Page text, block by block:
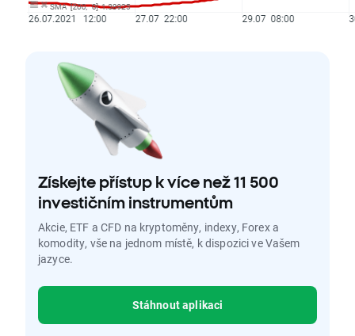
Získejte přístup k více než 11 500
investičním instrumentům
Akcie, ETF a CFD na kryptoměny, indexy, Forex a
komodity, vše na jednom místě, k dispozici ve Vašem
jazyce.
Stáhnout aplikaci